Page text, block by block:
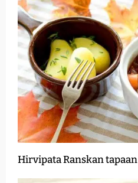
Hirvipata Ranskan tapaan